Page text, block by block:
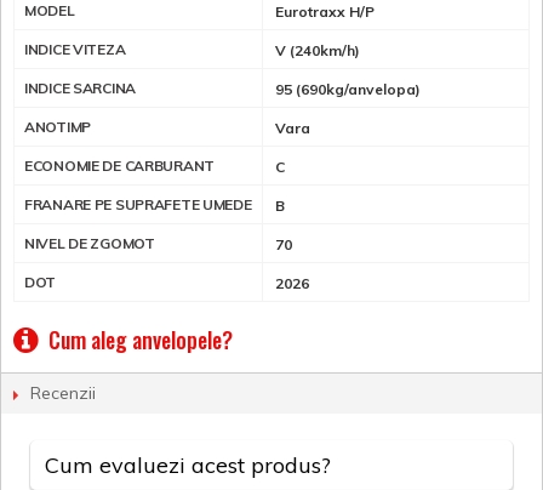
MODEL Eurotraxx H/P
INDICE VITEZA V (240km/h)
INDICE SARCINA 95 (690kg/anvelopa)
ANOTIMP Vara
ECONOMIE DE CARBURANT C
FRANARE PE SUPRAFETE UMEDE B
NIVEL DE ZGOMOT 70
DOT 2026
Cum aleg anvelopele?
Recenzii
Cum evaluezi acest produs?